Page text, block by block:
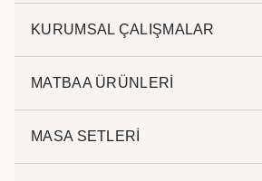
KURUMSAL ÇALIŞMALAR
MATBAA ÜRÜNLERİ
MASA SETLERİ